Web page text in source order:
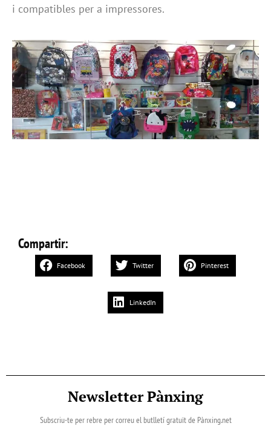
i compatibles per a impressores.
Compartir:
Facebook Twitter Pinterest
LinkedIn
Newsletter Pànxing
Subscriu-te per rebre per correu el butlletí gratuït de Pànxing.net​